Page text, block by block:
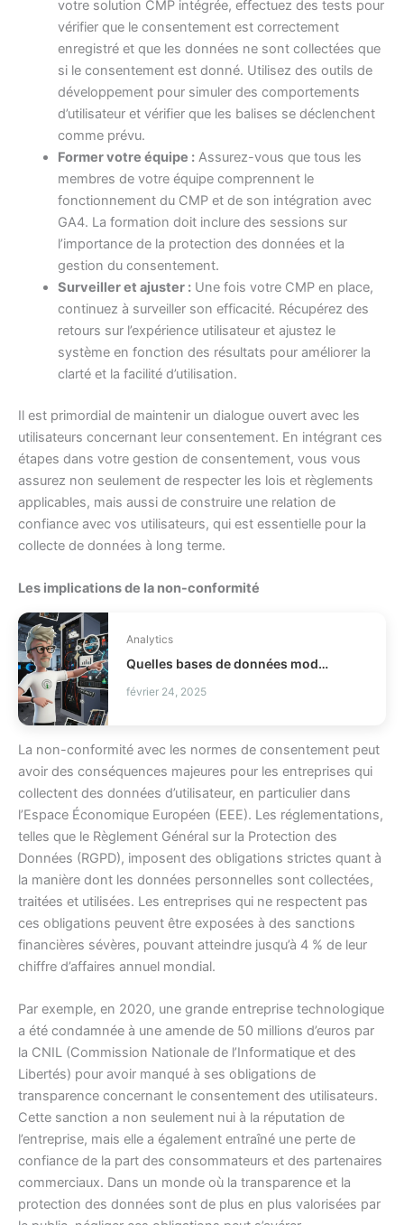
votre solution CMP intégrée, effectuez des tests pour
vérifier que le consentement est correctement
enregistré et que les données ne sont collectées que
si le consentement est donné. Utilisez des outils de
développement pour simuler des comportements
d’utilisateur et vérifier que les balises se déclenchent
comme prévu.
Former votre équipe :Assurez-vous que tous les
membres de votre équipe comprennent le
fonctionnement du CMP et de son intégration avec
GA4. La formation doit inclure des sessions sur
l’importance de la protection des données et la
gestion du consentement.
Surveiller et ajuster :Une fois votre CMP en place,
continuez à surveiller son efficacité. Récupérez des
retours sur l’expérience utilisateur et ajustez le
système en fonction des résultats pour améliorer la
clarté et la facilité d’utilisation.
Il est primordial de maintenir un dialogue ouvert avec les
utilisateurs concernant leur consentement. En intégrant ces
étapes dans votre gestion de consentement, vous vous
assurez non seulement de respecter les lois et règlements
applicables, mais aussi de construire une relation de
confiance avec vos utilisateurs, qui est essentielle pour la
collecte de données à long terme.
Les implications de la non-conformité
Analytics
Quelles bases de données modernes choisir pour votre stack ?
février 24, 2025
La non-conformité avec les normes de consentement peut
avoir des conséquences majeures pour les entreprises qui
collectent des données d’utilisateur, en particulier dans
l’Espace Économique Européen (EEE). Les réglementations,
telles que le Règlement Général sur la Protection des
Données (RGPD), imposent des obligations strictes quant à
la manière dont les données personnelles sont collectées,
traitées et utilisées. Les entreprises qui ne respectent pas
ces obligations peuvent être exposées à des sanctions
financières sévères, pouvant atteindre jusqu’à 4 % de leur
chiffre d’affaires annuel mondial.
Par exemple, en 2020, une grande entreprise technologique
a été condamnée à une amende de 50 millions d’euros par
la CNIL (Commission Nationale de l’Informatique et des
Libertés) pour avoir manqué à ses obligations de
transparence concernant le consentement des utilisateurs.
Cette sanction a non seulement nui à la réputation de
l’entreprise, mais elle a également entraîné une perte de
confiance de la part des consommateurs et des partenaires
commerciaux. Dans un monde où la transparence et la
protection des données sont de plus en plus valorisées par